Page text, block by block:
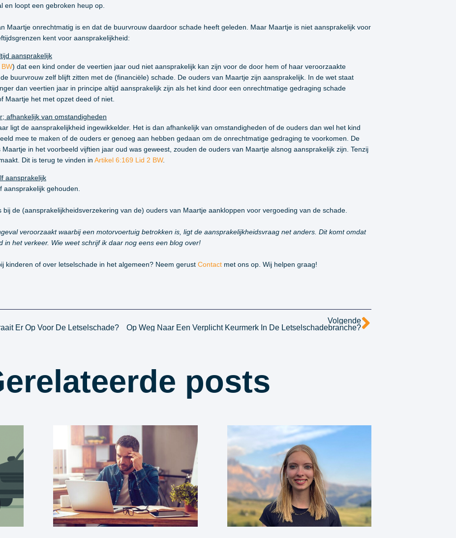
en loopt een gebroken heup op.
Maartje onrechtmatig is en dat de buurvrouw daardoor schade heeft geleden. Maar Maartje is niet aansprakelijk voor
kent voor aansprakelijkheid:
aansprakelijk
) dat een kind onder de veertien jaar oud niet aansprakelijk kan zijn voor de door hem of haar veroorzaakte
buurvrouw zelf blijft zitten met de (financiële) schade. De ouders van Maartje zijn aansprakelijk. In de wet staat
dan veertien jaar in principe altijd aansprakelijk zijn als het kind door een onrechtmatige gedraging schade
Maartje het met opzet deed of niet.
afhankelijk van omstandigheden
ligt de aansprakelijkheid ingewikkelder. Het is dan afhankelijk van omstandigheden of de ouders dan wel het kind
mee te maken of de ouders er genoeg aan hebben gedaan om de onrechtmatige gedraging te voorkomen. De
in het voorbeeld vijftien jaar oud was geweest, zouden de ouders van Maartje alsnog aansprakelijk zijn. Tenzij
Dit is terug te vinden in Artikel 6:169 Lid 2 BW.
aansprakelijk
aansprakelijk gehouden.
de (aansprakelijkheidsverzekering van de) ouders van Maartje aankloppen voor vergoeding van de schade.
veroorzaakt waarbij een motorvoertuig betrokken is, ligt de aansprakelijkheidsvraag net anders. Dit komt omdat
in het verkeer. Wie weet schrijf ik daar nog eens een blog over!
kinderen of over letselschade in het algemeen? Neem gerust Contact met ons op. Wij helpen graag!
Er Op Voor De Letselschade?
Volgende
Op Weg Naar Een Verplicht Keurmerk In De Letselschadebranche?
posts